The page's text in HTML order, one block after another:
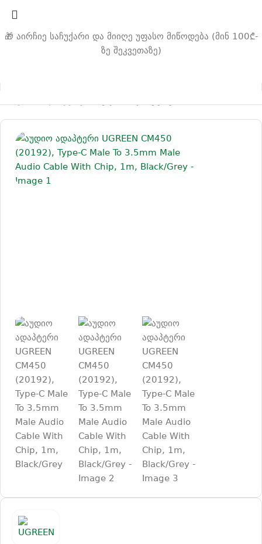
🎁 აირჩიე საჩუქარი და მიიღე უფასო მიწოდება (მინ 100₾-
ზე შეკვეთაზე)